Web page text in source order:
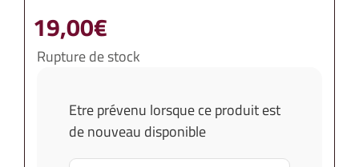
19,00€
Rupture de stock
Etre prévenu lorsque ce produit est
de nouveau disponible